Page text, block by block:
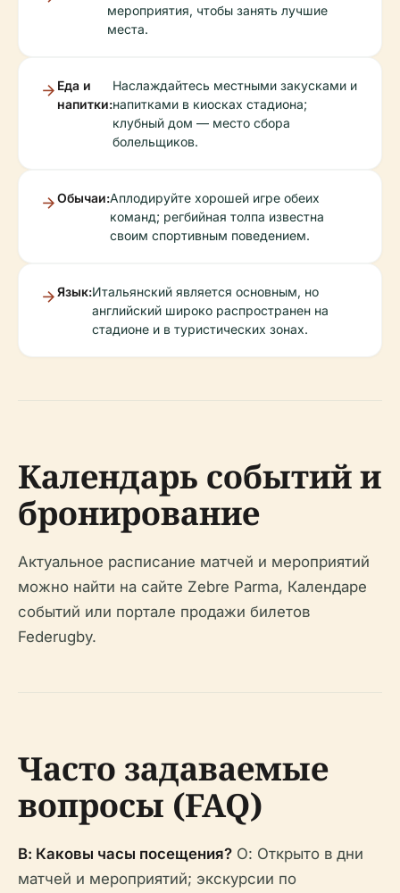
мероприятия, чтобы занять лучшие
места.
Еда и
напитки:
Наслаждайтесь местными закусками и
напитками в киосках стадиона;
клубный дом — место сбора
болельщиков.
Обычаи:Аплодируйте хорошей игре обеих
команд; регбийная толпа известна
своим спортивным поведением.
Язык:Итальянский является основным, но
английский широко распространен на
стадионе и в туристических зонах.
Календарь событий и
бронирование
Актуальное расписание матчей и мероприятий
можно найти на сайте Zebre Parma, Календаре
событий или портале продажи билетов
Federugby.
Часто задаваемые
вопросы (FAQ)
В: Каковы часы посещения? О: Открыто в дни
матчей и мероприятий; экскурсии по